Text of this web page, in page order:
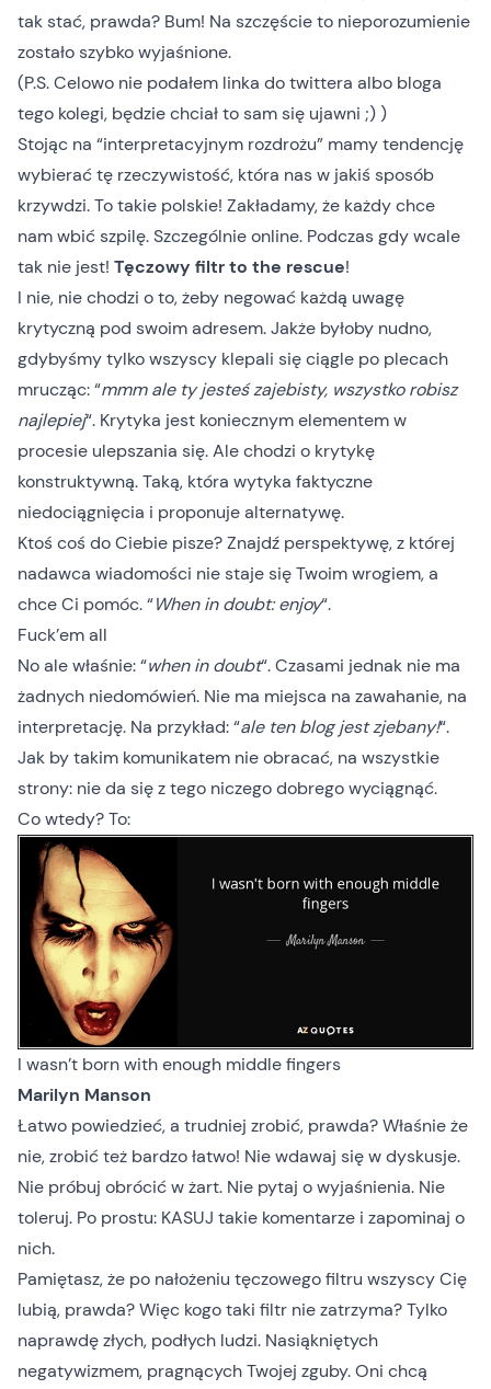
tak stać, prawda? Bum! Na szczęście to nieporozumienie
zostało szybko wyjaśnione.
(P.S. Celowo nie podałem linka do twittera albo bloga
tego kolegi, będzie chciał to sam się ujawni ;) )
Stojąc na “interpretacyjnym rozdrożu” mamy tendencję
wybierać tę rzeczywistość, która nas w jakiś sposób
krzywdzi. To takie polskie! Zakładamy, że każdy chce
nam wbić szpilę. Szczególnie online. Podczas gdy wcale
tak nie jest! Tęczowy filtr to the rescue!
I nie, nie chodzi o to, żeby negować każdą uwagę
krytyczną pod swoim adresem. Jakże byłoby nudno,
gdybyśmy tylko wszyscy klepali się ciągle po plecach
mrucząc: “mmm ale ty jesteś zajebisty, wszystko robisz
najlepiej“. Krytyka jest koniecznym elementem w
procesie ulepszania się. Ale chodzi o krytykę
konstruktywną. Taką, która wytyka faktyczne
niedociągnięcia i proponuje alternatywę.
Ktoś coś do Ciebie pisze? Znajdź perspektywę, z której
nadawca wiadomości nie staje się Twoim wrogiem, a
chce Ci pomóc. “When in doubt: enjoy“.
Fuck’em all
No ale właśnie: “when in doubt“. Czasami jednak nie ma
żadnych niedomówień. Nie ma miejsca na zawahanie, na
interpretację. Na przykład: “ale ten blog jest zjebany!“.
Jak by takim komunikatem nie obracać, na wszystkie
strony: nie da się z tego niczego dobrego wyciągnąć.
Co wtedy? To:
I wasn’t born with enough middle fingers
Marilyn Manson
Łatwo powiedzieć, a trudniej zrobić, prawda? Właśnie że
nie, zrobić też bardzo łatwo! Nie wdawaj się w dyskusje.
Nie próbuj obrócić w żart. Nie pytaj o wyjaśnienia. Nie
toleruj. Po prostu: KASUJ takie komentarze i zapominaj o
nich.
Pamiętasz, że po nałożeniu tęczowego filtru wszyscy Cię
lubią, prawda? Więc kogo taki filtr nie zatrzyma? Tylko
naprawdę złych, podłych ludzi. Nasiąkniętych
negatywizmem, pragnących Twojej zguby. Oni chcą